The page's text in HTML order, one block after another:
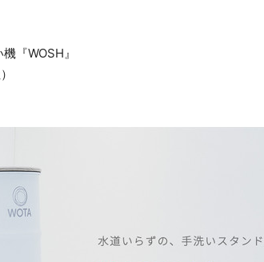
『WOSH』